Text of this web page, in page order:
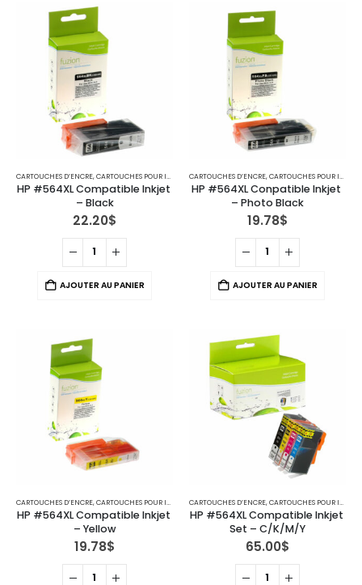
CARTOUCHES D’ENCRE,CARTOUCHES POUR IMPRIMANTES HP
HP #564XL Compatible Inkjet
– Black
22.20$
AJOUTER AU PANIER
CARTOUCHES D’ENCRE,CARTOUCHES POUR IMPRIMANTES HP
HP #564XL Conpatible Inkjet
– Photo Black
19.78$
AJOUTER AU PANIER
CARTOUCHES D’ENCRE,CARTOUCHES POUR IMPRIMANTES HP
HP #564XL Compatible Inkjet
– Yellow
19.78$
CARTOUCHES D’ENCRE,CARTOUCHES POUR IMPRIMANTES HP
HP #564XL Compatible Inkjet
Set – C/K/M/Y
65.00$